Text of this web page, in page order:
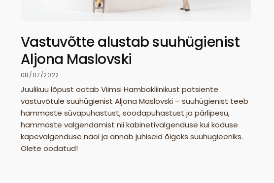
Vastuvõtte alustab suuhügienist
Aljona Maslovski
08/07/2022
Juulikuu lõpust ootab Viimsi Hambakliinikust patsiente
vastuvõtule suuhügienist Aljona Maslovski – suuhügienist teeb
hammaste süvapuhastust, soodapuhastust ja pärlipesu,
hammaste valgendamist nii kabinetivalgenduse kui koduse
kapevalgenduse näol ja annab juhiseid õigeks suuhügieeniks.
Olete oodatud!